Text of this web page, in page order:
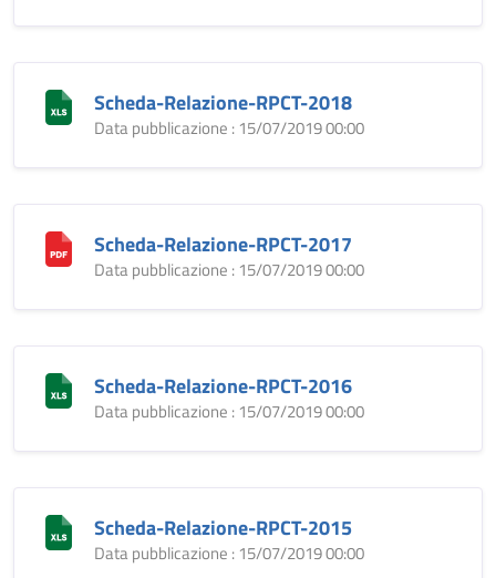
Scheda-Relazione-RPCT-2018
Data pubblicazione : 15/07/2019 00:00
Scheda-Relazione-RPCT-2017
Data pubblicazione : 15/07/2019 00:00
Scheda-Relazione-RPCT-2016
Data pubblicazione : 15/07/2019 00:00
Scheda-Relazione-RPCT-2015
Data pubblicazione : 15/07/2019 00:00